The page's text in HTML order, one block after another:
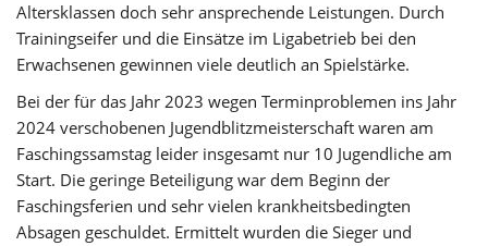
Altersklassen doch sehr ansprechende Leistungen. Durch
Trainingseifer und die Einsätze im Ligabetrieb bei den
Erwachsenen gewinnen viele deutlich an Spielstärke.
Bei der für das Jahr 2023 wegen Terminproblemen ins Jahr
2024 verschobenen Jugendblitzmeisterschaft waren am
Faschingssamstag leider insgesamt nur 10 Jugendliche am
Start. Die geringe Beteiligung war dem Beginn der
Faschingsferien und sehr vielen krankheitsbedingten
Absagen geschuldet. Ermittelt wurden die Sieger und